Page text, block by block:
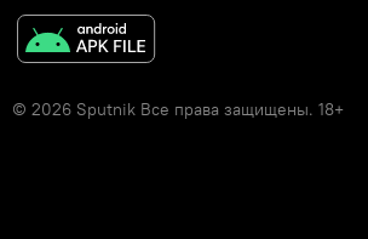
© 2026 Sputnik Все права защищены. 18+